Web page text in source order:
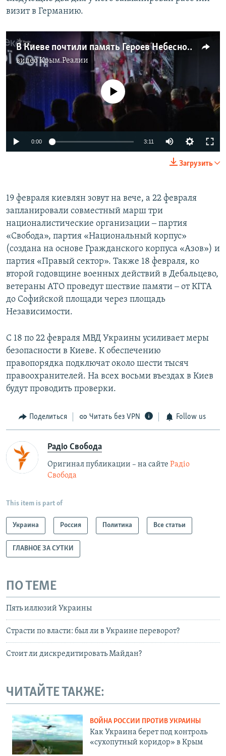
визит в Германию.
В Киеве почтили память Героев Небесной сотни (видео)
видеоКрым.Реалии
No media source currently available
0:00 3:11
Загрузить
19 февраля киевлян зовут на вече, а 22 февраля
запланировали совместный марш три
националистические организации ‒ партия
«Свобода», партия «Национальный корпус»
(создана на основе Гражданского корпуса «Азов») и
партия «Правый сектор». Также 18 февраля, ко
второй годовщине военных действий в Дебальцево,
ветераны АТО проведут шествие памяти ‒ от КГГА
до Софийской площади через площадь
Независимости.
С 18 по 22 февраля МВД Украины усиливает меры
безопасности в Киеве. К обеспечению
правопорядка подключат около шести тысяч
правоохранителей. На всех восьми въездах в Киев
будут проводить проверки.
Поделиться Читать без VPN Follow us
Радіо Свобода
Оригинал публикации – на сайте Радіо
Свобода
This item is part of
Украина Россия Политика Все статьи
ГЛАВНОЕ ЗА СУТКИ
ПО ТЕМЕ
Пять иллюзий Украины
Страсти по власти: был ли в Украине переворот?
Стоит ли дискредитировать Майдан?
ЧИТАЙТЕ ТАКЖЕ:
ВОЙНА РОССИИ ПРОТИВ УКРАИНЫ
Как Украина берет под контроль
«сухопутный коридор» в Крым